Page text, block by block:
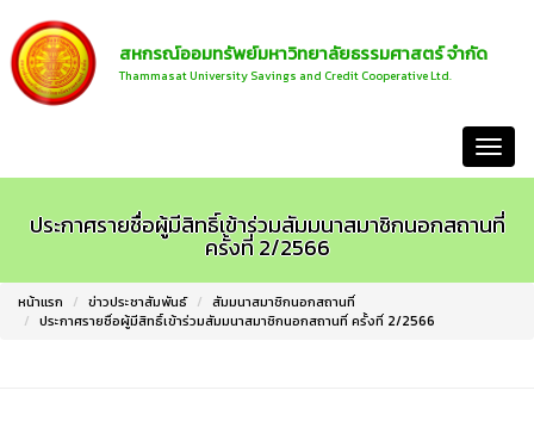
สหกรณ์ออมทรัพย์มหาวิทยาลัยธรรมศาสตร์ จำกัด
Thammasat University Savings and Credit Cooperative Ltd.
ประกาศรายชื่อผู้มีสิทธิ์เข้าร่วมสัมมนาสมาชิกนอกสถานที่
ครั้งที่ 2/2566
หน้าแรก ข่าวประชาสัมพันธ์
สัมมนาสมาชิกนอกสถานที่
ประกาศรายชื่อผู้มีสิทธิ์เข้าร่วมสัมมนาสมาชิกนอกสถานที่ ครั้งที่ 2/2566